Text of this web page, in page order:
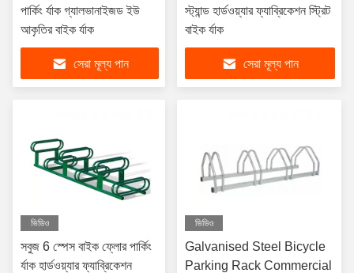
পার্কিং র্যাক গ্যালভানাইজড ইউ
আকৃতির বাইক র্যাক
সেরা মূল্য পান
স্ট্যান্ড হার্ডওয়্যার ফ্যাব্রিকেশন স্ট্রিট
বাইক র্যাক
সেরা মূল্য পান
ভিডিও
সবুজ 6 স্পেস বাইক ফ্লোর পার্কিং
র্যাক হার্ডওয়্যার ফ্যাব্রিকেশন
ভিডিও
Galvanised Steel Bicycle
Parking Rack Commercial